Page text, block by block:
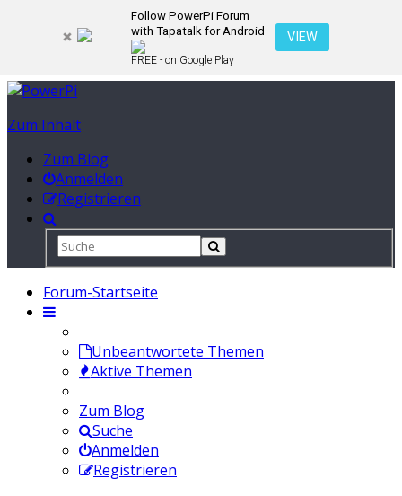
Follow PowerPi Forum
with Tapatalk for Android
FREE - on Google Play
VIEW
Zum Inhalt
Zum Blog
Anmelden
Registrieren
Forum-Startseite
Unbeantwortete Themen
Aktive Themen
Zum Blog
Suche
Anmelden
Registrieren